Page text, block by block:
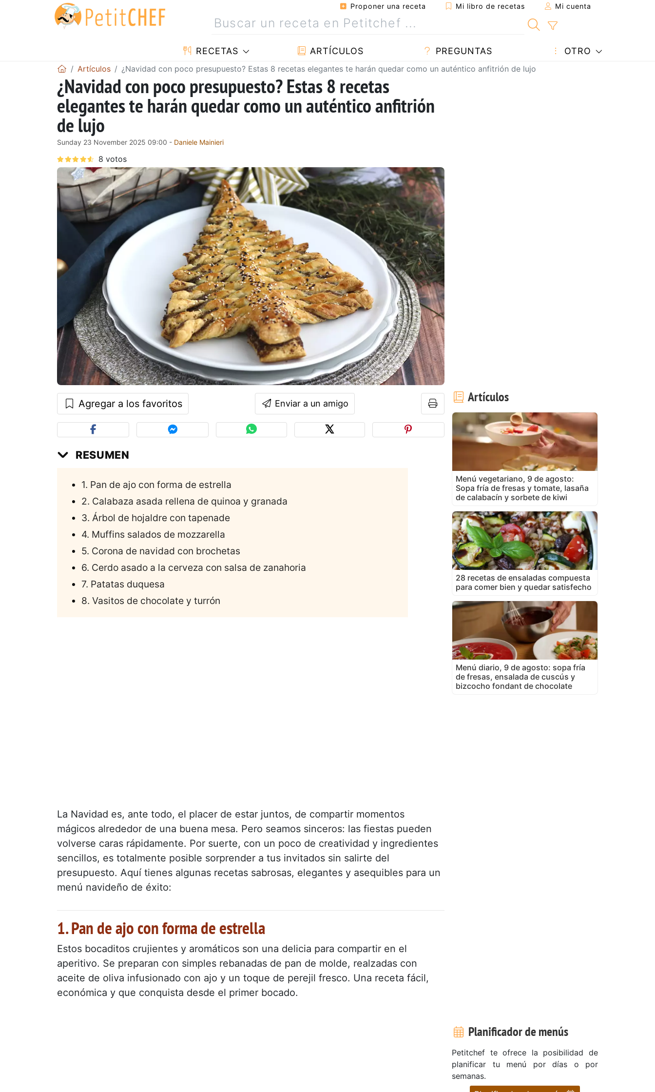
Proponer una receta Mi libro de recetas Mi cuenta
RECETAS ARTÍCULOS PREGUNTAS OTRO
Artículos ¿Navidad con poco presupuesto? Estas 8 recetas elegantes te harán quedar como un auténtico anfitrión de lujo
¿Navidad con poco presupuesto? Estas 8 recetas
elegantes te harán quedar como un auténtico anfitrión
de lujo
Sunday 23 November 2025 09:00 - Daniele Mainieri
Agregar a los favoritos Enviar a un amigo
RESUMEN
1. Pan de ajo con forma de estrella
2. Calabaza asada rellena de quinoa y granada
3. Árbol de hojaldre con tapenade
4. Muffins salados de mozzarella
5. Corona de navidad con brochetas
6. Cerdo asado a la cerveza con salsa de zanahoria
7. Patatas duquesa
8. Vasitos de chocolate y turrón
La Navidad es, ante todo, el placer de estar juntos, de compartir momentos
mágicos alrededor de una buena mesa. Pero seamos sinceros: las fiestas pueden
volverse caras rápidamente. Por suerte, con un poco de creatividad y ingredientes
sencillos, es totalmente posible sorprender a tus invitados sin salirte del
presupuesto. Aquí tienes algunas recetas sabrosas, elegantes y asequibles para un
menú navideño de éxito:
1. Pan de ajo con forma de estrella
Estos bocaditos crujientes y aromáticos son una delicia para compartir en el
aperitivo. Se preparan con simples rebanadas de pan de molde, realzadas con
aceite de oliva infusionado con ajo y un toque de perejil fresco. Una receta fácil,
económica y que conquista desde el primer bocado.
Artículos
Menú vegetariano, 9 de agosto:
Sopa fría de fresas y tomate, lasaña
de calabacín y sorbete de kiwi
28 recetas de ensaladas compuesta
para comer bien y quedar satisfecho
Menú diario, 9 de agosto: sopa fría
de fresas, ensalada de cuscús y
bizcocho fondant de chocolate
Planificador de menús
Petitchef te ofrece la posibilidad de
planificar tu menú por días o por
semanas.